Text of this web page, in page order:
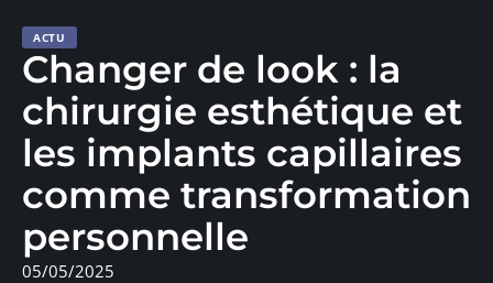
ACTU
Changer de look : la
chirurgie esthétique et
les implants capillaires
comme transformation
personnelle
05/05/2025